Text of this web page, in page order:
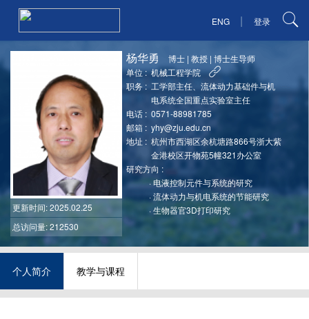
ENG | 登录
更新时间: 2025.02.25
总访问量: 212530
杨华勇 博士 |教授 |博士生导师
单位 : 机械工程学院
职务 : 工学部主任、流体动力基础件与机
电系统全国重点实验室主任
电话 : 0571-88981785
邮箱 : yhy@zju.edu.cn
地址 : 杭州市西湖区余杭塘路866号浙大紫
金港校区开物苑5幢321办公室
研究方向 :
·电液控制元件与系统的研究
·流体动力与机电系统的节能研究
·生物器官3D打印研究
个人简介 教学与课程